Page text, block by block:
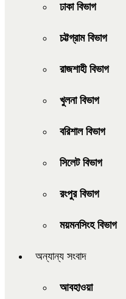
ঢাকা বিভাগ
চট্টগ্রাম বিভাগ
রাজশাহী বিভাগ
খুলনা বিভাগ
বরিশাল বিভাগ
সিলেট বিভাগ
রংপুর বিভাগ
ময়মনসিংহ বিভাগ
অন্যান্য সংবাদ
আবহাওয়া